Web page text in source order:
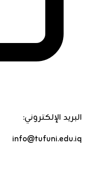
البريد الإلكتروني:
info@tufuni.edu.iq